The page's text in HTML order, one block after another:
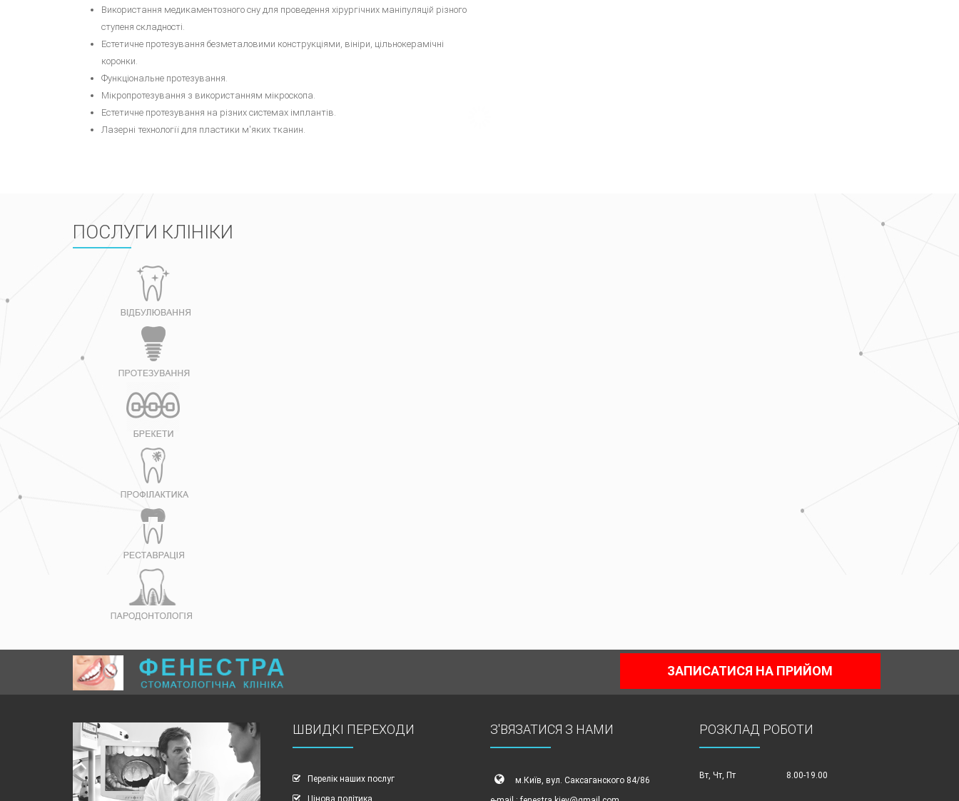
Використання медикаментозного сну для проведення хірургічних маніпуляцій різного
ступеня складності.
Естетичне протезування безметаловими конструкціями, вініри, цільнокерамічні
коронки.
Функціональне протезування.
Мікропротезування з використанням мікроскопа.
Естетичне протезування на різних системах імплантів.
Лазерні технології для пластики м'яких тканин.
ПОСЛУГИ КЛІНІКИ
ЗАПИСАТИСЯ НА ПРИЙОМ
ШВИДКІ ПЕРЕХОДИ
Перелік наших послуг
Цінова політика
З'ВЯЗАТИСЯ З НАМИ
м.Київ, вул. Саксаганского 84/86
РОЗКЛАД РОБОТИ
Вт, Чт, Пт 8.00-19.00